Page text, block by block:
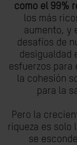
como el 99%
los más
aumento, y
desafíos de
desigualdad
esfuerzos para
la cohesión
para la
Pero la
riqueza es solo
se